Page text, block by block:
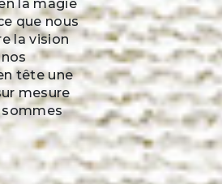
la magie
que nous
la vision
tête une
mesure
sommes